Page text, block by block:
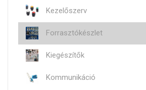
Kezelőszerv
Forrasztókészlet
Kiegészítők
Kommunikáció